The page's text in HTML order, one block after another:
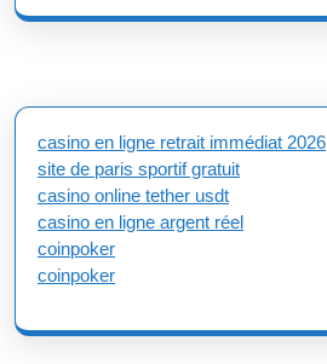
casino en ligne retrait immédiat 2026
site de paris sportif gratuit
casino online tether usdt
casino en ligne argent réel
coinpoker
coinpoker